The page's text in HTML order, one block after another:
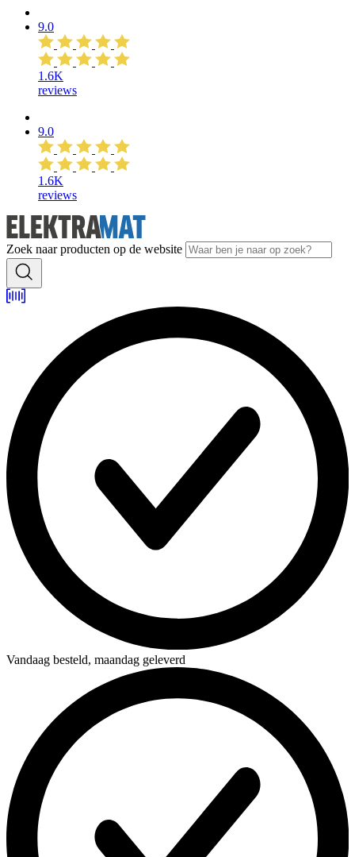
9.0
1.6K
reviews
9.0
1.6K
reviews
Zoek naar producten op de website
Vandaag besteld, maandag geleverd